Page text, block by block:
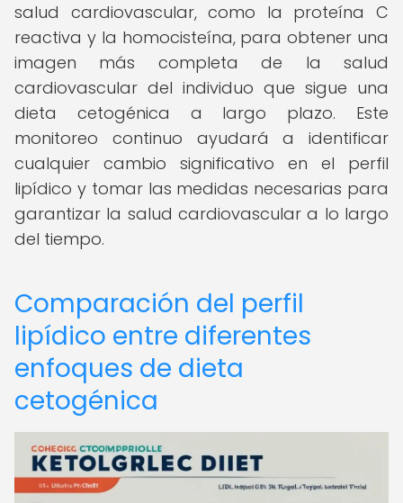
salud cardiovascular, como la proteína C
reactiva y la homocisteína, para obtener una
imagen más completa de la salud
cardiovascular del individuo que sigue una
dieta cetogénica a largo plazo. Este
monitoreo continuo ayudará a identificar
cualquier cambio significativo en el perfil
lipídico y tomar las medidas necesarias para
garantizar la salud cardiovascular a lo largo
del tiempo.
Comparación del perfil
lipídico entre diferentes
enfoques de dieta
cetogénica